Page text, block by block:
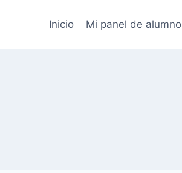
Inicio Mi panel de alumno